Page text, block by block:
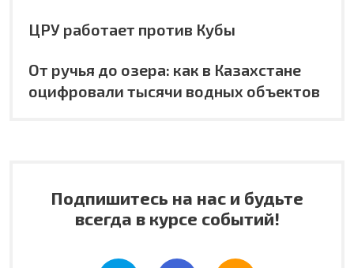
ЦРУ работает против Кубы
От ручья до озера: как в Казахстане
оцифровали тысячи водных объектов
Подпишитесь на нас и будьте
всегда в курсе событий!